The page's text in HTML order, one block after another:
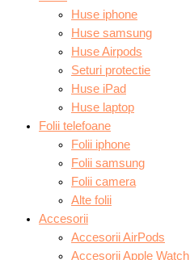
Huse iphone
Huse samsung
Huse Airpods
Seturi protectie
Huse iPad
Huse laptop
Folii telefoane
Folii iphone
Folii samsung
Folii camera
Alte folii
Accesorii
Accesorii AirPods
Accesorii Apple Watch